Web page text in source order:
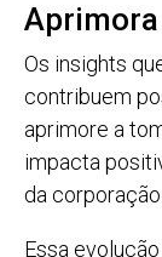
Os insights
contribuem
aprimore a
impacta
da corporação.
Essa